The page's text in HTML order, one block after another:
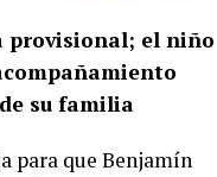
provisional; el niño
su familia
para que Benjamín